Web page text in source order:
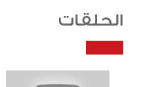
الحلقات